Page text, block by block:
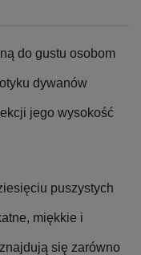
do gustu osobom
dywanów
jego wysokość
puszystych
miękkie i
się zarówno